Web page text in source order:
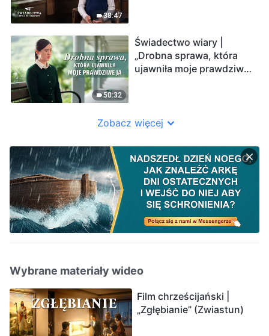
38:47
50:32
Świadectwo wiary |
„Drobna sprawa, która
ujawniła moje prawdziwe
Zobacz więcej
Wybrane materiały wideo
Film chrześcijański |
„Zgłębianie” (Zwiastun)